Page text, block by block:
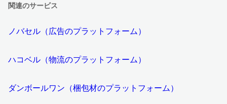
関連のサービス
ノバセル（広告のプラットフォーム）
ハコベル（物流のプラットフォーム）
ダンボールワン（梱包材のプラットフォーム）